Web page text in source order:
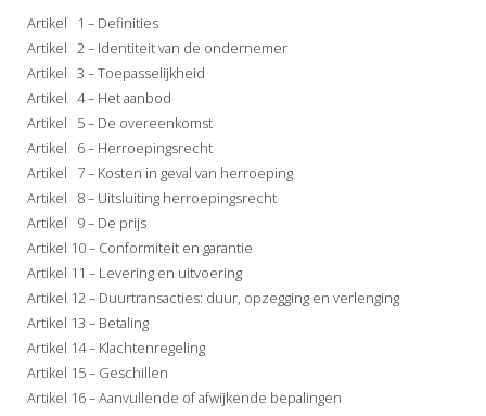
Artikel 1 – Definities
Artikel 2 – Identiteit van de ondernemer
Artikel 3 – Toepasselijkheid
Artikel 4 – Het aanbod
Artikel 5 – De overeenkomst
Artikel 6 – Herroepingsrecht
Artikel 7 – Kosten in geval van herroeping
Artikel 8 – Uitsluiting herroepingsrecht
Artikel 9 – De prijs
Artikel 10 – Conformiteit en garantie
Artikel 11 – Levering en uitvoering
Artikel 12 – Duurtransacties: duur, opzegging en verlenging
Artikel 13 – Betaling
Artikel 14 – Klachtenregeling
Artikel 15 – Geschillen
Artikel 16 – Aanvullende of afwijkende bepalingen